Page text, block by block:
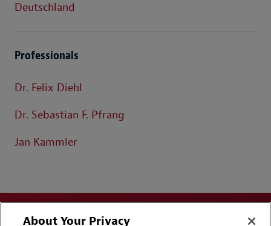
Deutschland
Professionals
Dr. Felix Diehl
Dr. Sebastian F. Pfrang
Jan Kammler
About Your Privacy